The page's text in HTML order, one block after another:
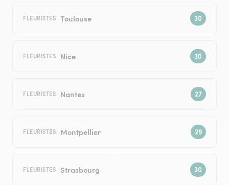
FLEURISTES Toulouse
FLEURISTES Nice
FLEURISTES Nantes
FLEURISTES Montpellier
FLEURISTES Strasbourg